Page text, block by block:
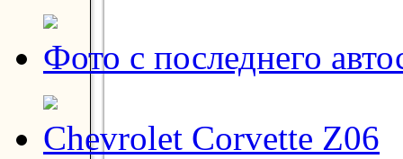
Фото с последнего
Chevrolet Corvette Z06